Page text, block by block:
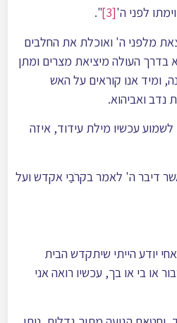
לפני ה'[3]
".
מלפני ה' ואוכלת את החלבים
בדרך העולה מיציאת מצרים ומתן
ומיד אנו קוראים על האש
נדב ואביהוא.
לשמוע עכשיו מילת עידוד, איזה
דיבר ה' לאמר בקרֹבַי אקדש ועל
יודע הייתי שיתקדש הבית
או בי או בך, עכשיו רואה אני